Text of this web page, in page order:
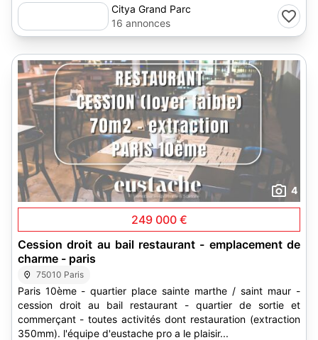
Citya Grand Parc
16 annonces
4
249 000 €
Cession droit au bail restaurant - emplacement de
charme - paris
75010 Paris
Paris 10ème - quartier place sainte marthe / saint maur -
cession droit au bail restaurant - quartier de sortie et
commerçant - toutes activités dont restauration (extraction
350mm). l'équipe d'eustache pro a le plaisir...